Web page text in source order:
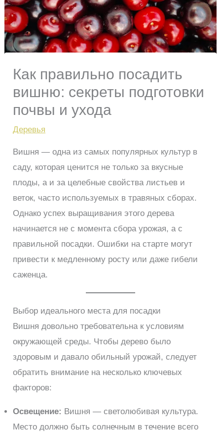
Как правильно посадить
вишню: секреты подготовки
почвы и ухода
Деревья
Вишня — одна из самых популярных культур в
саду, которая ценится не только за вкусные
плоды, а и за целебные свойства листьев и
веток, часто используемых в травяных сборах.
Однако успех выращивания этого дерева
начинается не с момента сбора урожая, а с
правильной посадки. Ошибки на старте могут
привести к медленному росту или даже гибели
саженца.
Выбор идеального места для посадки
Вишня довольно требовательна к условиям
окружающей среды. Чтобы дерево было
здоровым и давало обильный урожай, следует
обратить внимание на несколько ключевых
факторов:
Освещение: Вишня — светолюбивая культура.
Место должно быть солнечным в течение всего